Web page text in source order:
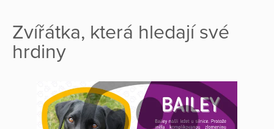
Zvířátka, která hledají své
hrdiny